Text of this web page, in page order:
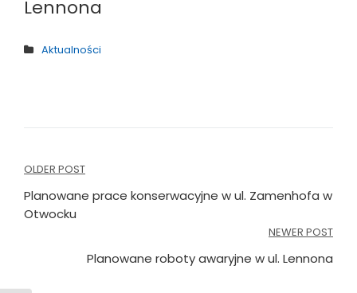
Lennona
Aktualności
Nawigacja
wpisu
OLDER POST
Planowane prace konserwacyjne w ul. Zamenhofa w
Otwocku
NEWER POST
Planowane roboty awaryjne w ul. Lennona